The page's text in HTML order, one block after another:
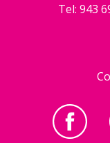
Tel: 943